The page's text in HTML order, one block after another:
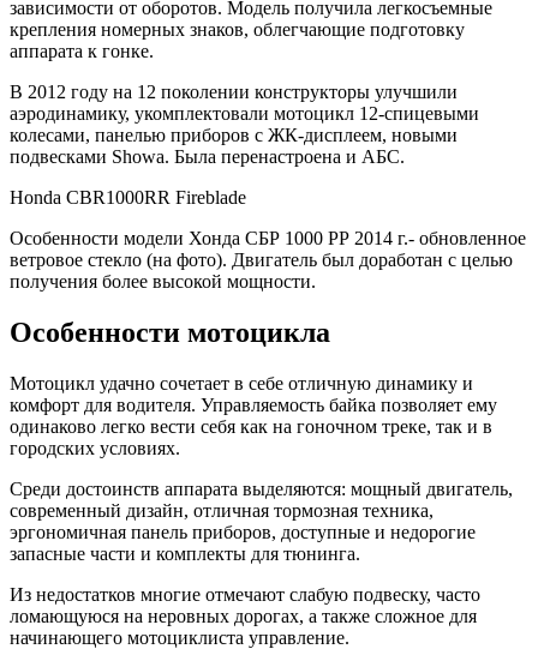
зависимости от оборотов. Модель получила легкосъемные
крепления номерных знаков, облегчающие подготовку
аппарата к гонке.
В 2012 году на 12 поколении конструкторы улучшили
аэродинамику, укомплектовали мотоцикл 12-спицевыми
колесами, панелью приборов с ЖК-дисплеем, новыми
подвесками Showa. Была перенастроена и АБС.
Honda CBR1000RR Fireblade
Особенности модели Хонда СБР 1000 РР 2014 г.- обновленное
ветровое стекло (на фото). Двигатель был доработан с целью
получения более высокой мощности.
Особенности мотоцикла
Мотоцикл удачно сочетает в себе отличную динамику и
комфорт для водителя. Управляемость байка позволяет ему
одинаково легко вести себя как на гоночном треке, так и в
городских условиях.
Среди достоинств аппарата выделяются: мощный двигатель,
современный дизайн, отличная тормозная техника,
эргономичная панель приборов, доступные и недорогие
запасные части и комплекты для тюнинга.
Из недостатков многие отмечают слабую подвеску, часто
ломающуюся на неровных дорогах, а также сложное для
начинающего мотоциклиста управление.